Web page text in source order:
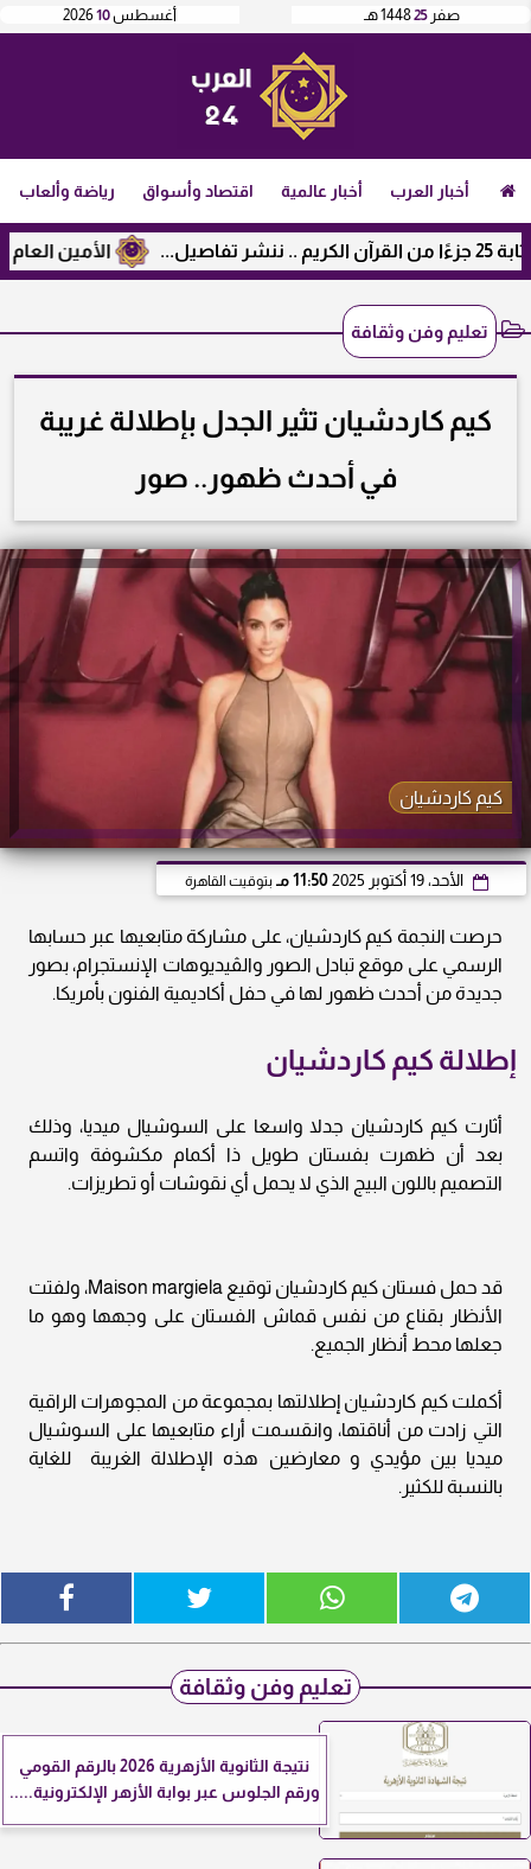
أغسطس10
2026 صفر 251448 هـ
أخبار العرب أخبار عالمية اقتصاد وأسواق رياضة وألعاب
الأمين العام
تعليم وفن وثقافة
كيم كاردشيان تثير الجدل بإطلالة غريبة
في أحدث ظهور.. صور
كيم كاردشيان
الأحد، 19 أكتوبر 2025 11:50 مـ بتوقيت القاهرة
حرصت النجمة كيم كاردشيان، على مشاركة متابعيها عبر حسابها
الرسمي على موقع تبادل الصور والڤيديوهات الإنستجرام، بصور
جديدة من أحدث ظهور لها في حفل أكاديمية الفنون بأمريكا.
إطلالة كيم كاردشيان
أثارت كيم كاردشيان جدلا واسعا على السوشيال ميديا، وذلك
بعد أن ظهرت بفستان طويل ذا أكمام مكشوفة واتسم
التصميم باللون البيج الذي لا يحمل أي نقوشات أو تطريزات.
قد حمل فستان كيم كاردشيان توقيع Maison margiela، ولفتت
الأنظار بقناع من نفس قماش الفستان على وجهها وهو ما
جعلها محط أنظار الجميع.
أكملت كيم كاردشيان إطلالتها بمجموعة من المجوهرات الراقية
التي زادت من أناقتها، وانقسمت أراء متابعيها على السوشيال
ميديا بين مؤيدي و معارضين هذه الإطلالة الغريبة للغاية
بالنسبة للكثير.
تعليم وفن وثقافة
نتيجة الثانوية الأزهرية 2026 بالرقم القومي
ورقم الجلوس عبر بوابة الأزهر الإلكترونية.....